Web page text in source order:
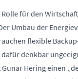
für den
Umbau der
flexible
denkbar
Hering einen